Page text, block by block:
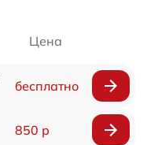
Цена
бесплатно
850 р